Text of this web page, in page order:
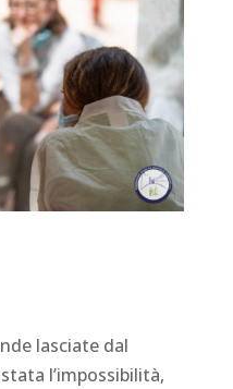
lasciate dal
l’impossibilità,